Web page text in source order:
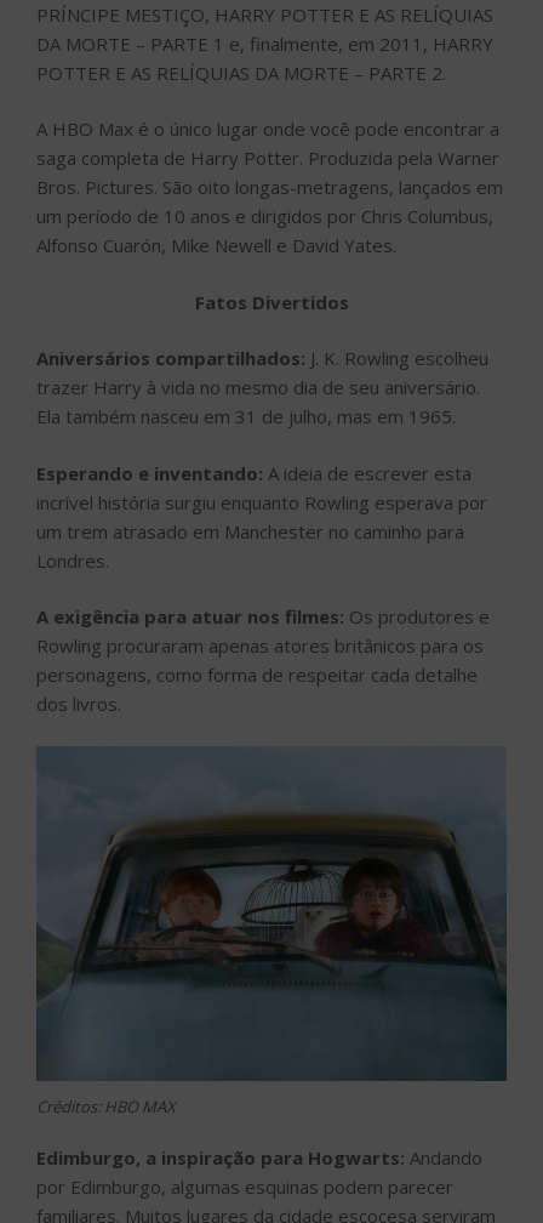
PRÍNCIPE MESTIÇO, HARRY POTTER E AS RELÍQUIAS
DA MORTE – PARTE 1 e, finalmente, em 2011, HARRY
POTTER E AS RELÍQUIAS DA MORTE – PARTE 2.
A HBO Max é o único lugar onde você pode encontrar a
saga completa de Harry Potter. Produzida pela Warner
Bros. Pictures. São oito longas-metragens, lançados em
um período de 10 anos e dirigidos por Chris Columbus,
Alfonso Cuarón, Mike Newell e David Yates.
Fatos Divertidos
Aniversários compartilhados: J. K. Rowling escolheu
trazer Harry à vida no mesmo dia de seu aniversário.
Ela também nasceu em 31 de julho, mas em 1965.
Esperando e inventando: A ideia de escrever esta
incrível história surgiu enquanto Rowling esperava por
um trem atrasado em Manchester no caminho para
Londres.
A exigência para atuar nos filmes: Os produtores e
Rowling procuraram apenas atores britânicos para os
personagens, como forma de respeitar cada detalhe
dos livros.
Créditos: HBO MAX
Edimburgo, a inspiração para Hogwarts: Andando
por Edimburgo, algumas esquinas podem parecer
familiares. Muitos lugares da cidade escocesa serviram